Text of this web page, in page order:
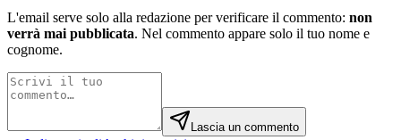
L'email serve solo alla redazione per verificare il commento: non
verrà mai pubblicata. Nel commento appare solo il tuo nome e
cognome.
Lascia un commento